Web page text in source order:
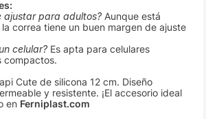
ajustar para adultos? Aunque está
correa tiene un buen margen de ajuste
celular? Es apta para celulares
compactos.
Cute de silicona 12 cm. Diseño
y resistente. ¡El accesorio ideal
en Ferniplast.com